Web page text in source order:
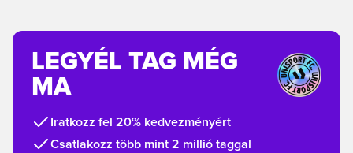
LEGYÉL TAG MÉG
MA
Iratkozz fel 20% kedvezményért
Csatlakozz több mint 2 millió taggal